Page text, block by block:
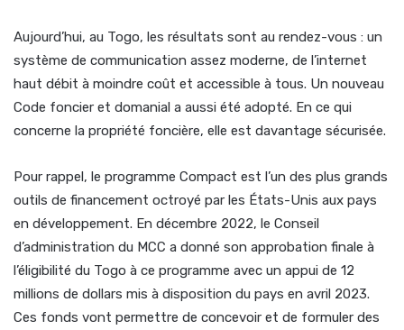
Aujourd’hui, au Togo, les résultats sont au rendez-vous : un
système de communication assez moderne, de l’internet
haut débit à moindre coût et accessible à tous. Un nouveau
Code foncier et domanial a aussi été adopté. En ce qui
concerne la propriété foncière, elle est davantage sécurisée.
Pour rappel, le programme Compact est l’un des plus grands
outils de financement octroyé par les États-Unis aux pays
en développement. En décembre 2022, le Conseil
d’administration du MCC a donné son approbation finale à
l’éligibilité du Togo à ce programme avec un appui de 12
millions de dollars mis à disposition du pays en avril 2023.
Ces fonds vont permettre de concevoir et de formuler des